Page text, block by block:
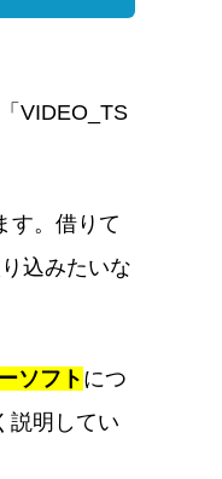
VIDEO_TS
す。借りて
込みたいな
ソフトにつ
説明してい